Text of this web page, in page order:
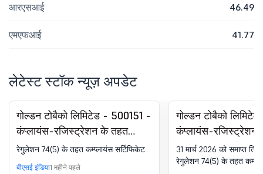
आरएसआई 46.49
एमएफआई 41.77
लेटेस्ट स्टॉक न्यूज़ अपडेट
गोल्डन टोबैको लिमिटेड - 500151 -
कंप्लायंस-रजिस्ट्रेशन के तहत
सर्टिफिकेट. SEBI (DP) विनियम,
2018 का 74(5)
रेगुलेशन 74(5) के तहत कम्प्लायंस सर्टिफिकेट
बीएसई इंडिया1 महीने पहले
गोल्डन टोबैको
कंप्लायंस-रजिस्ट्रेशन
सर्टिफिकेट. SEBI
2018 का 74(5)
31 मार्च 2026 को समाप्त
रेगुलेशन 74(5) के तहत